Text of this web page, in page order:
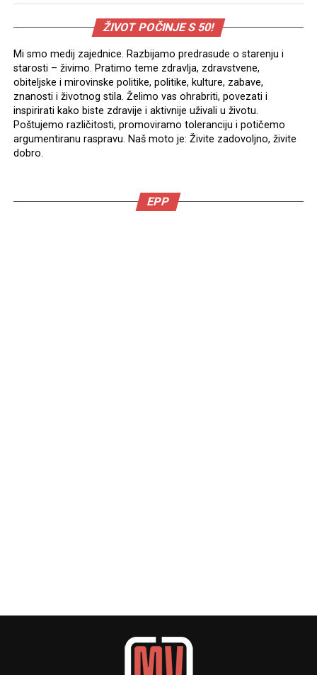
ŽIVOT POČINJE S 50!
Mi smo medij zajednice. Razbijamo predrasude o starenju i
starosti – živimo. Pratimo teme zdravlja, zdravstvene,
obiteljske i mirovinske politike, politike, kulture, zabave,
znanosti i životnog stila. Želimo vas ohrabriti, povezati i
inspirirati kako biste zdravije i aktivnije uživali u životu.
Poštujemo različitosti, promoviramo toleranciju i potičemo
argumentiranu raspravu. Naš moto je: Živite zadovoljno, živite
dobro.
EPP